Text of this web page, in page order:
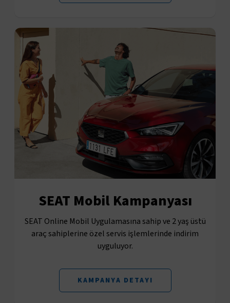
SEAT Mobil Kampanyası
SEAT Online Mobil Uygulamasına sahip ve 2 yaş üstü
araç sahiplerine özel servis işlemlerinde indirim
uyguluyor.
KAMPANYA DETAYI